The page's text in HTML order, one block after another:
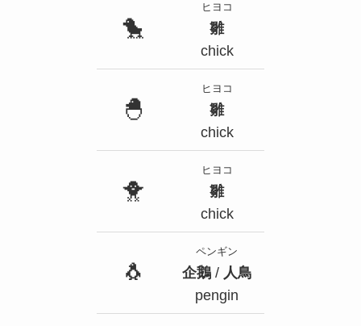
🐤
ヒヨコ
雛
chick
🐣
ヒヨコ
雛
chick
🐥
ヒヨコ
雛
chick
🐧
ペンギン
企鵝/ 人鳥
pengin